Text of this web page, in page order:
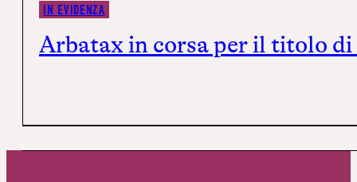
IN EVIDENZA
Arbatax in corsa per il titolo di